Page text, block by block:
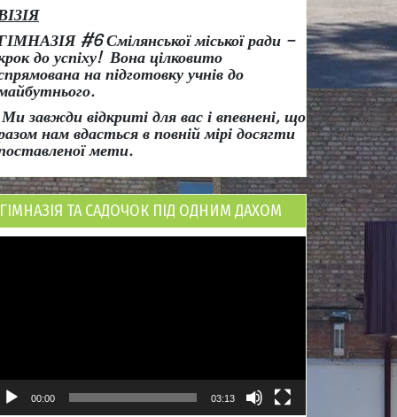
#6 Смілянської міської ради –
до успіху! Вона цілковито
на підготовку учнів до
Ми завжди відкриті для вас і впевнені, що
нам вдасться в повній мірі досягти
мети.
ГІМНАЗІЯ ТА САДОЧОК ПІД ОДНИМ ДАХОМ
00:00 03:13